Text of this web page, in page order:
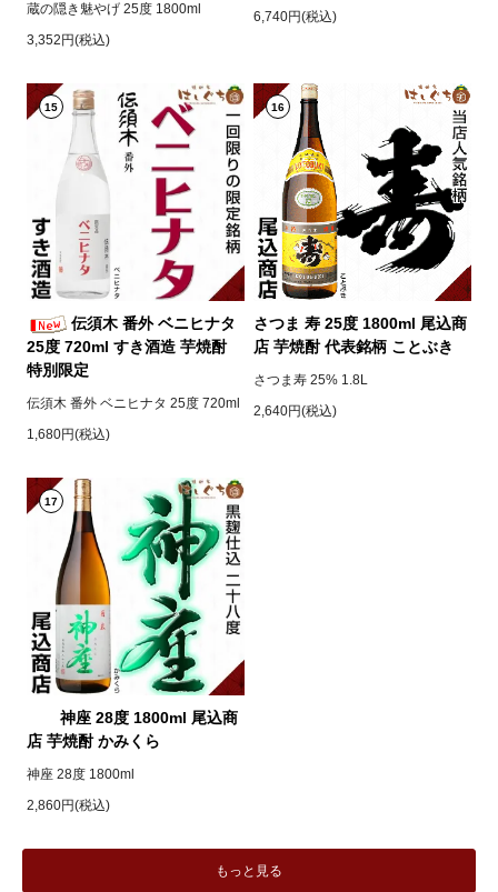
蔵の隠き魅やげ 25度 1800ml
3,352円(税込)
6,740円(税込)
15
伝須木 番外 ベニヒナタ
25度 720ml すき酒造 芋焼酎
特別限定
伝須木 番外 ベニヒナタ 25度 720ml
1,680円(税込)
16
さつま 寿 25度 1800ml 尾込商
店 芋焼酎 代表銘柄 ことぶき
さつま寿 25% 1.8L
2,640円(税込)
17
神座 28度 1800ml 尾込商
店 芋焼酎 かみくら
神座 28度 1800ml
2,860円(税込)
もっと見る